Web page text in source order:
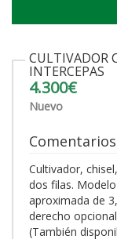
CULTIVADOR
INTERCEPAS
4.300€
Nuevo
Cultivador,
dos filas.
aproximada de
derecho
(También